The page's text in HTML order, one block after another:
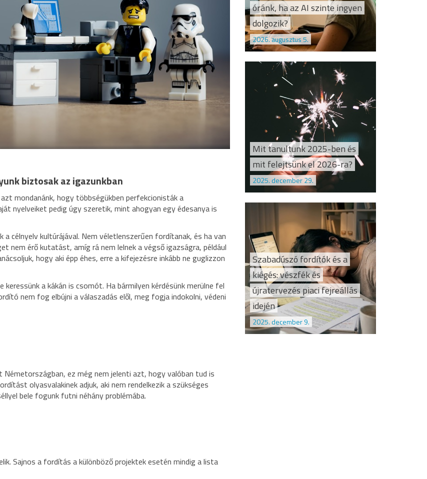
biztosak az igazunkban
mondanánk, hogy többségükben perfekcionisták a
nyelveiket pedig úgy szeretik, mint ahogyan egy édesanya is
célnyelv kultúrájával. Nem véletlenszerűen fordítanak, és ha van
nem érő kutatást, amíg rá nem lelnek a végső igazságra, például
hogy aki épp éhes, erre a kifejezésre inkább ne guglizzon
a kákán is csomót. Ha bármilyen kérdésünk merülne fel
nem fog elbújni a válaszadás elől, meg fogja indokolni, védeni
ez még nem jelenti azt, hogy valóban tud is
olyasvalakinek adjuk, aki nem rendelkezik a szükséges
bele fogunk futni néhány problémába.
Sajnos a fordítás a különböző projektek esetén mindig a lista
óránk, ha az AI szinte ingyen
dolgozik?
2026. augusztus 5.
Mit tanultunk 2025-ben és
mit felejtsünk el 2026-ra?
2025. december 29.
Szabadúszó fordítók és a
kiégés: vészfék és
újratervezés piaci fejreállás
idején
2025. december 9.